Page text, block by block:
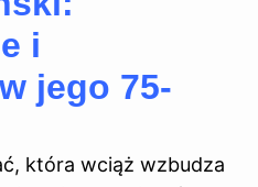
i
jego 75-
która wciąż wzbudza